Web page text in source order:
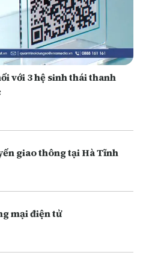
với 3 hệ sinh thái thanh
giao thông tại Hà Tĩnh
mại điện tử